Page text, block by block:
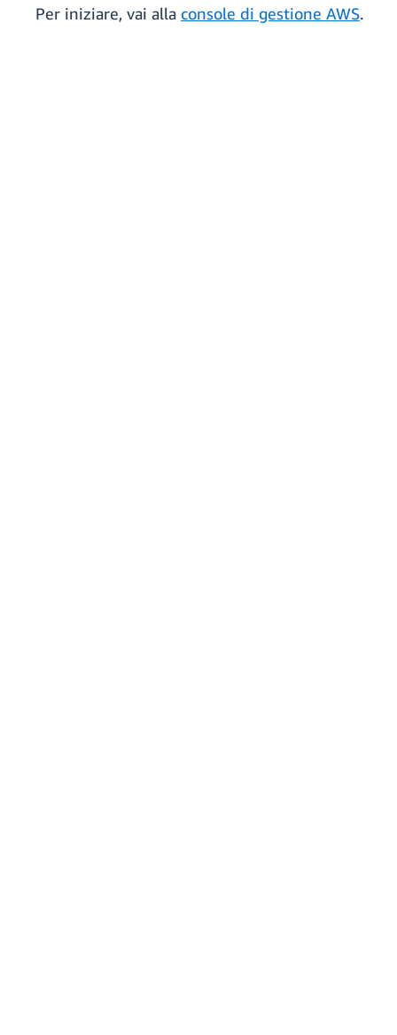
Per iniziare, vai alla console di gestione AWS.